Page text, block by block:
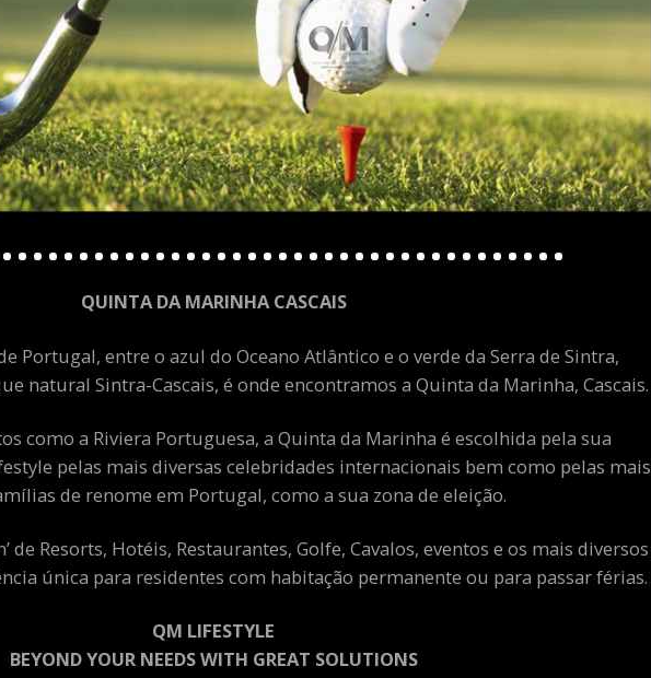
QUINTA DA MARINHA CASCAIS
Portugal, entre o azul do Oceano Atlântico e o verde da Serra de Sintra,
natural Sintra-Cascais, é onde encontramos a Quinta da Marinha, Cascais.
como a Riviera Portuguesa, a Quinta da Marinha é escolhida pela sua
pelas mais diversas celebridades internacionais bem como pelas mais
de renome em Portugal, como a sua zona de eleição.
de Resorts, Hotéis, Restaurantes, Golfe, Cavalos, eventos e os mais diversos
única para residentes com habitação permanente ou para passar férias.
QM LIFESTYLE
BEYOND YOUR NEEDS WITH GREAT SOLUTIONS